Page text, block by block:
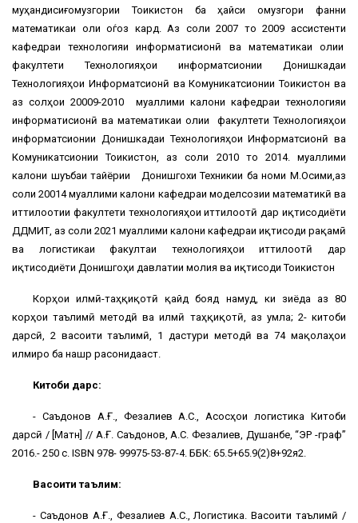
муҳандисиғомузгории Тоҷикистон ба ҳайси омузгори фанни
математикаи оли оѓоз кард. Аз соли 2007 то 2009 ассистенти
кафедраи технологияи информатисионӣ ва математикаи олии
факултети Технологияҳои информатсионии Донишкадаи
Технологияҳои Информатсионӣ ва Комуникатсионии Тоҷикистон ва
аз солҳои 20009-2010 муаллими калони кафедраи технологияи
информатисионӣ ва математикаи олии факултети Технологияҳои
информатсионии Донишкадаи Технологияҳои Информатсионӣ ва
Комуникатсионии Тоҷикистон, аз соли 2010 то 2014. муаллими
калони шуъбаи тайёрии Донишгохи Техникии ба номи М.Осими,аз
соли 20014 муаллими калони кафедраи моделсозии математикӣ ва
иттилоотии факултети технологияҳои иттилоотӣ дар иқтисодиёти
ДДМИТ, аз соли 2021 муаллими калони кафедраи иқтисоди рақамӣ
ва логистикаи факултаи технологияҳои иттилоотӣ дар
иқтисодиёти Донишгоҳи давлатии молия ва иқтисоди Тоҷикистон
Корҳои илмӣ-таҳқиқотӣ қайд бояд намуд, ки зиёда аз 80
корҳои таълимӣ методӣ ва илмӣ таҳқиқотӣ, аз ҷумла; 2- китоби
дарсӣ, 2 васоити таълимӣ, 1 дастури методӣ ва 74 мақолаҳои
илмиро ба нашр расонидааст.
Китоби дарсӣ:
- Саъдонов А.Ғ., Фезалиев А.С., Асосҳои логистика Китоби
дарсӣ / [Матн] // А.Ғ. Саъдонов, А.С. Фезалиев, Душанбе, “ЭР -граф”
2016.- 250 с. ISBN 978- 99975-53-87-4. ББК: 65.5+65.9(2)8+92я2.
Васоити таълимӣ:
- Саъдонов А.Ғ., Фезалиев А.С., Логистика. Васоити таълимӣ /